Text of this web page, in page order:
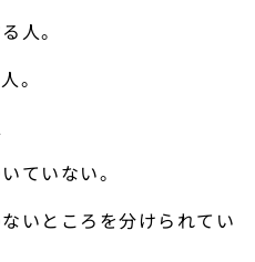
人。
。
ていない。
いところを分けられてい